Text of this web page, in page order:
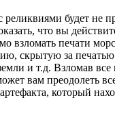
будет не
что вы
взломать печати
скрытую за
и т.д. Взломав
вам преодолеть
который